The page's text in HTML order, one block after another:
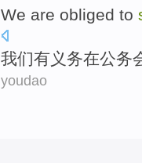
We are obliged to
我们有义务在公务
youdao